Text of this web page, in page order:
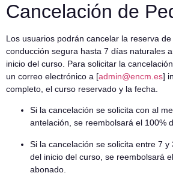
Cancelación de
Los usuarios podrán cancelar la reserva
conducción segura hasta 7 días naturales
inicio del curso. Para solicitar la
un correo electrónico a [admin@encm.es]
completo, el curso reservado y la fecha.
Si la cancelación se solicita con al
antelación, se reembolsará el 100%
Si la cancelación se solicita entre 7
del inicio del curso, se reembolsará
abonado.